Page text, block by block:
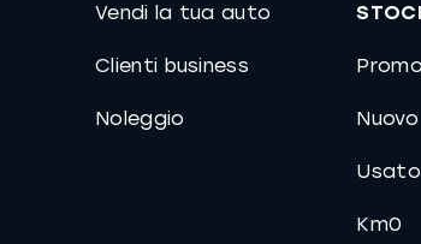
Vendi la tua auto
Clienti business
Noleggio Nuovo
Usato
Km0